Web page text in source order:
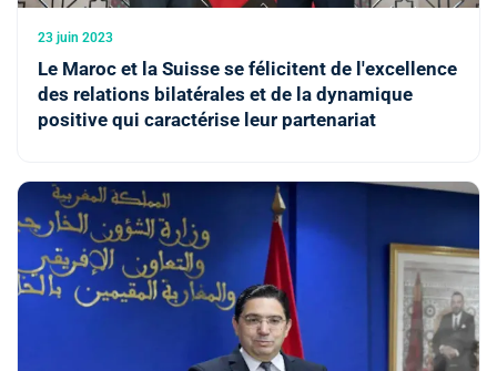
23 juin 2023
Le Maroc et la Suisse se félicitent de l'excellence
des relations bilatérales et de la dynamique
positive qui caractérise leur partenariat